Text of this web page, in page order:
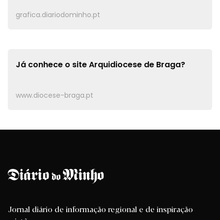
grafica.diariodominho.pt
Já conhece o siteArquidiocese de Braga?
www.diocese-braga.pt
Jornal diário de informação regional e de inspiração